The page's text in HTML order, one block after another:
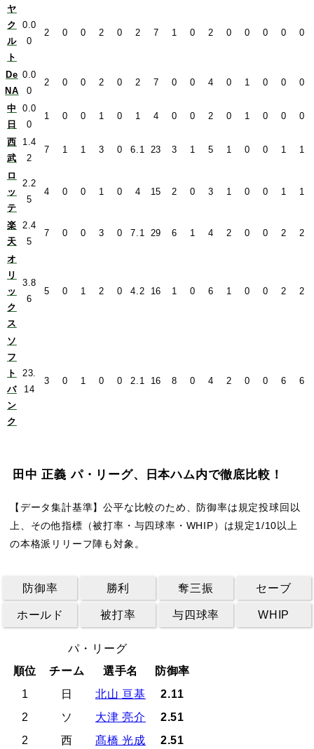
ヤ
ク
ル
ト
0.0
0
2 0 0 2 0 2 7 1 0 2 0 0 0 0 0
De
NA
0.0
0
2 0 0 2 0 2 7 0 0 4 0 1 0 0 0
中
日
0.0
0
1 0 0 1 0 1 4 0 0 2 0 1 0 0 0
西
武
1.4
2
7 1 1 3 0 6.1 23 3 1 5 1 0 0 1 1
ロ
ッ
テ
2.2
5
4 0 0 1 0 4 15 2 0 3 1 0 0 1 1
楽
天
2.4
5
7 0 0 3 0 7.1 29 6 1 4 2 0 0 2 2
オ
リ
ッ
ク
ス
3.8
6
5 0 1 2 0 4.2 16 1 0 6 1 0 0 2 2
ソ
フ
ト
バ
ン
ク
23.
14
3 0 1 0 0 2.1 16 8 0 4 2 0 0 6 6
田中 正義 パ・リーグ、日本ハム内で徹底比較！
【データ集計基準】公平な比較のため、防御率は規定投球回以
上、その他指標（被打率・与四球率・WHIP）は規定1/10以上
の本格派リリーフ陣も対象。
防御率 勝利 奪三振 セーブ
ホールド 被打率 与四球率 WHIP
パ・リーグ
順位
チーム 選手名
防御率
1
日 北山 亘基
2.11
2
ソ 大津 亮介
2.51
2
西 髙橋 光成 2.51